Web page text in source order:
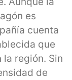
es
cuenta
que
región. Sin
de